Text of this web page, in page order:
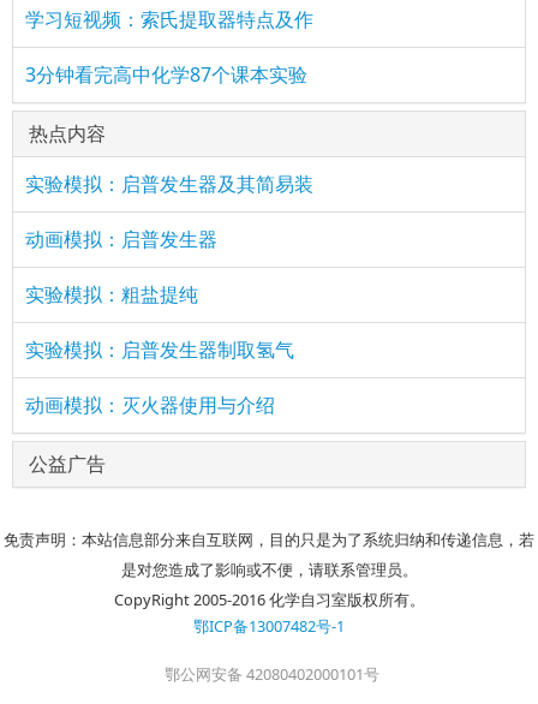
学习短视频：索氏提取器特点及作
3分钟看完高中化学87个课本实验
热点内容
实验模拟：启普发生器及其简易装
动画模拟：启普发生器
实验模拟：粗盐提纯
实验模拟：启普发生器制取氢气
动画模拟：灭火器使用与介绍
公益广告
免责声明：本站信息部分来自互联网，目的只是为了系统归纳和传递信息，若
是对您造成了影响或不便，请联系管理员。
CopyRight 2005-2016 化学自习室版权所有。
鄂ICP备13007482号-1
鄂公网安备 42080402000101号